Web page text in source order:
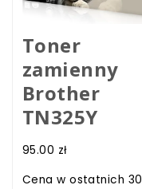
Toner
zamienny
Brother
TN325Y
95.00 zł
Cena w ostatnich 30